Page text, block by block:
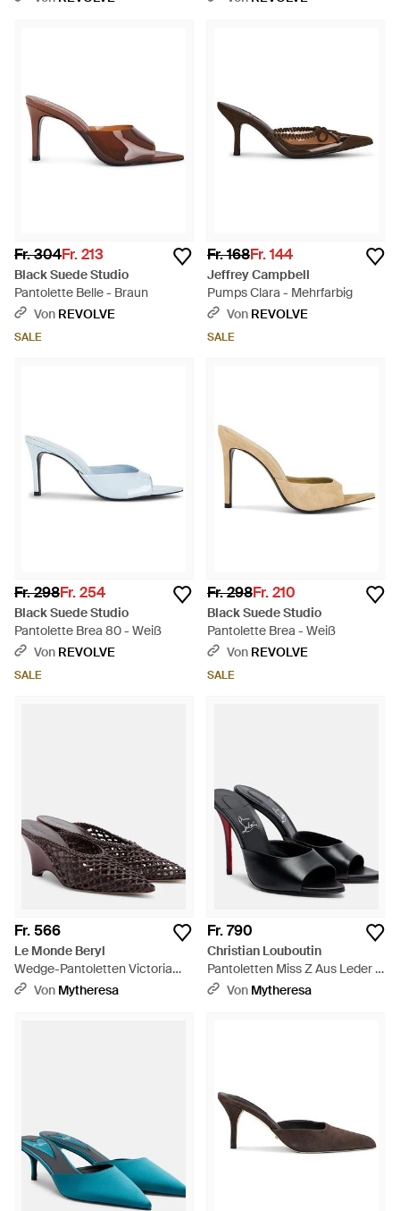
Fr. 304Fr. 213
Black Suede Studio
Pantolette Belle - Braun
Von REVOLVE
SALE
Fr. 168Fr. 144
Jeffrey Campbell
Pumps Clara - Mehrfarbig
Von REVOLVE
SALE
Fr. 298Fr. 254
Black Suede Studio
Pantolette Brea 80 - Weiß
Von REVOLVE
SALE
Fr. 298Fr. 210
Black Suede Studio
Pantolette Brea - Weiß
Von REVOLVE
SALE
Fr. 566
Le Monde Beryl
Wedge-Pantoletten Victoria
Aus Leder - Braun
Von Mytheresa
Fr. 790
Christian Louboutin
Pantoletten Miss Z Aus Leder -
Schwarz
Von Mytheresa